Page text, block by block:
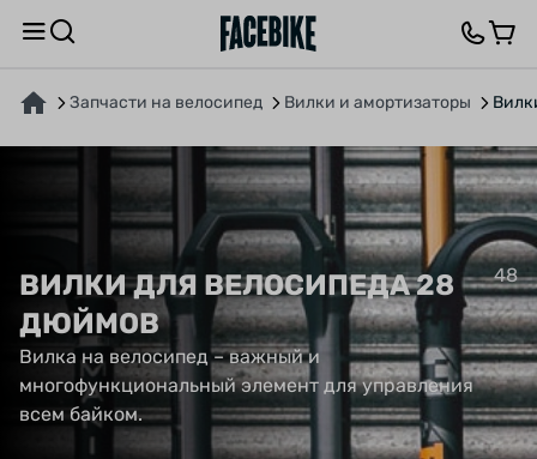
Запчасти на велосипед Вилки и амортизаторы
ВИЛКИ ДЛЯ ВЕЛОСИПЕДА 28
ДЮЙМОВ
48
Вилка на велосипед – важный и
многофункциональный элемент для управления
всем байком.